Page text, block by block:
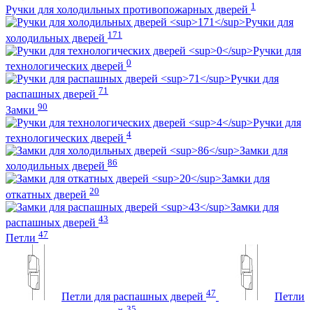
Ручки для холодильных противопожарных дверей 1
Ручки для
холодильных дверей 171
Ручки для
технологических дверей 0
Ручки для
распашных дверей 71
Замки 90
Ручки для
технологических дверей 4
Замки для
холодильных дверей 86
Замки для
откатных дверей 20
Замки для
распашных дверей 43
Петли 47
Петли для распашных дверей 47
Петли